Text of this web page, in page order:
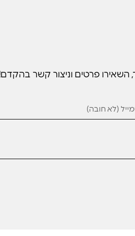
השאירו פרטים וניצור קשר